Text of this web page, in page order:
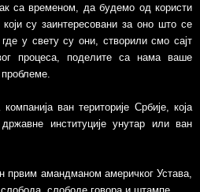
са временом, да будемо од користи
су заинтересовани за оно што се
у свету су они, створили смо сајт
процеса, поделите са нама ваше
ван територије Србије, којa
институције унутар или ван
првим амандманом америчког Устава,